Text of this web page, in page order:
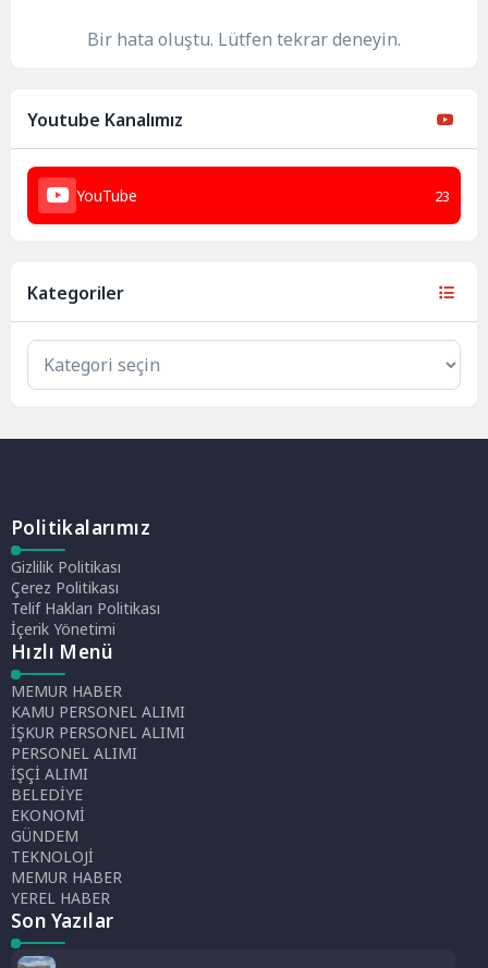
Bir hata oluştu. Lütfen tekrar deneyin.
Youtube Kanalımız
YouTube 23
Kategoriler
Politikalarımız
Gizlilik Politikası
Çerez Politikası
Telif Hakları Politikası
İçerik Yönetimi
Hızlı Menü
MEMUR HABER
KAMU PERSONEL ALIMI
İŞKUR PERSONEL ALIMI
PERSONEL ALIMI
İŞÇİ ALIMI
BELEDİYE
EKONOMİ
GÜNDEM
TEKNOLOJİ
MEMUR HABER
YEREL HABER
Son Yazılar